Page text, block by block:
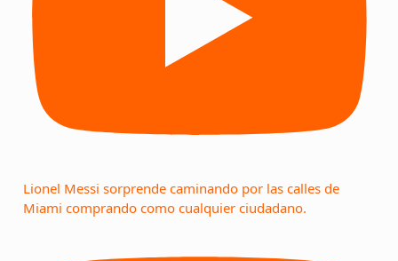
Lionel Messi sorprende caminando por las calles de
Miami comprando como cualquier ciudadano.